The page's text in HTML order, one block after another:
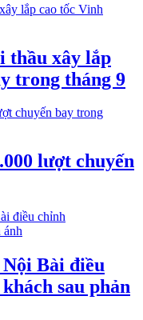
thầu xây lắp
trong tháng 9
lượt chuyến
Bài điều
sau phản